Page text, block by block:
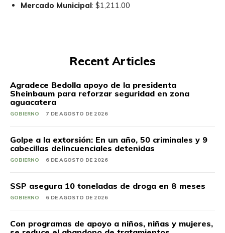
Mercado Municipal: $1,211.00
Recent Articles
Agradece Bedolla apoyo de la presidenta
Sheinbaum para reforzar seguridad en zona
aguacatera
GOBIERNO 7 DE AGOSTO DE 2026
Golpe a la extorsión: En un año, 50 criminales y 9
cabecillas delincuenciales detenidas
GOBIERNO 6 DE AGOSTO DE 2026
SSP asegura 10 toneladas de droga en 8 meses
GOBIERNO 6 DE AGOSTO DE 2026
Con programas de apoyo a niños, niñas y mujeres,